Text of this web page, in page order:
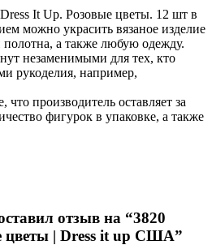
It Up. Розовые цветы. 12 шт в
можно украсить вязаное изделие
полотна, а также любую одежду.
незаменимыми для тех, кто
рукоделия, например,
производитель оставляет за
фигурок в упаковке, а также
отзыв на “3820
цветы | Dress it up США”